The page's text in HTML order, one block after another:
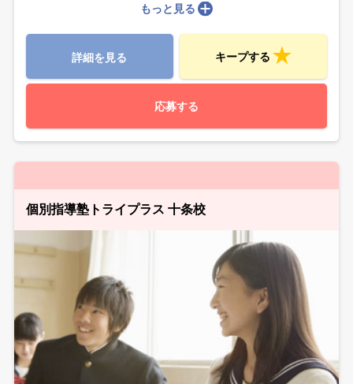
もっと見る
詳細を見る キープする
応募する
個別指導塾トライプラス 十条校